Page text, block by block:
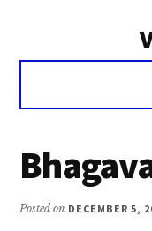
Voice
Vivekananda
Posted on DECEMBER 5,